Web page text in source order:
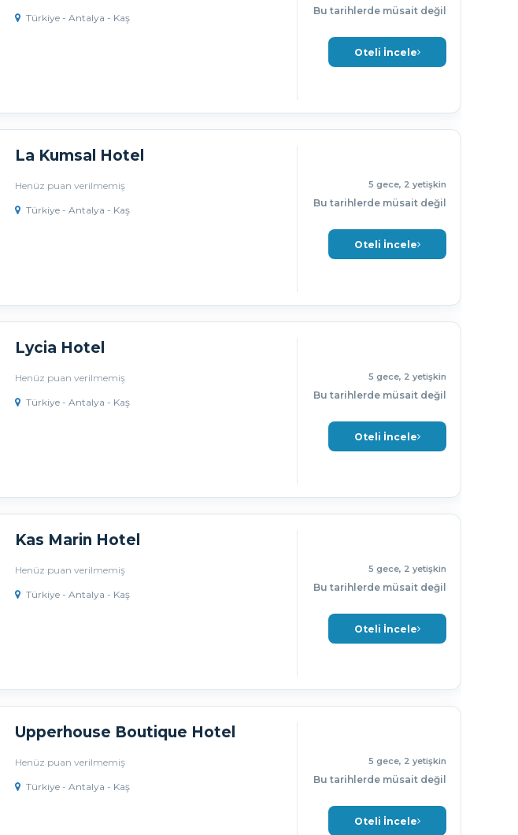
Türkiye - Antalya - Kaş
Bu tarihlerde müsait değil
Oteli İncele
La Kumsal Hotel
Henüz puan verilmemiş
Türkiye - Antalya - Kaş
5 gece, 2 yetişkin
Bu tarihlerde müsait değil
Oteli İncele
Lycia Hotel
Henüz puan verilmemiş
Türkiye - Antalya - Kaş
5 gece, 2 yetişkin
Bu tarihlerde müsait değil
Oteli İncele
Kas Marin Hotel
Henüz puan verilmemiş
Türkiye - Antalya - Kaş
5 gece, 2 yetişkin
Bu tarihlerde müsait değil
Oteli İncele
Upperhouse Boutique Hotel
Henüz puan verilmemiş
Türkiye - Antalya - Kaş
5 gece, 2 yetişkin
Bu tarihlerde müsait değil
Oteli İncele